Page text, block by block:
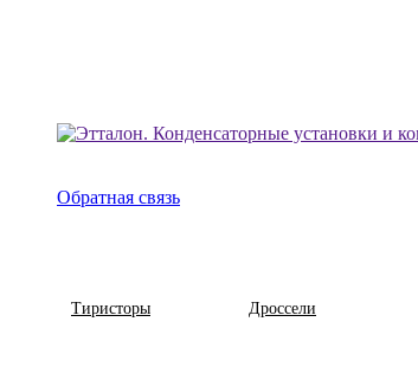
Тиристоры Дроссели
Обратная связь